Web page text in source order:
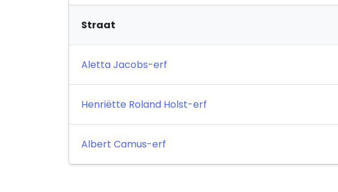
Straat
Aletta Jacobs-erf
Henriëtte Roland Holst-erf
Albert Camus-erf